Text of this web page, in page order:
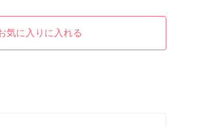
気に入りに入れる